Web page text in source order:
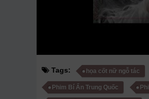
Tags: họa cốt nữ ngỗ tác
Phim Bí Ẩn Trung Quốc